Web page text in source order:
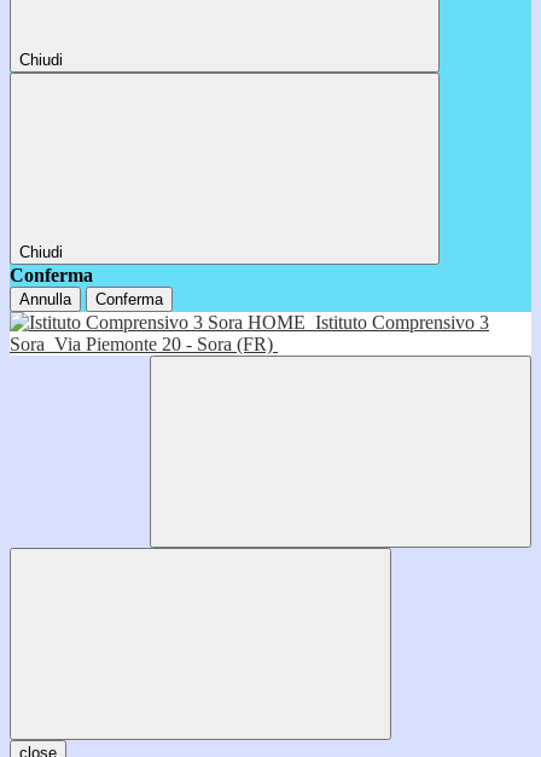
Chiudi
Chiudi
Conferma
Annulla Conferma
HOME Istituto Comprensivo 3
Sora Via Piemonte 20 - Sora (FR)
close